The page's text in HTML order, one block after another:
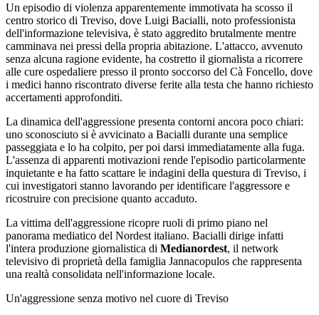
Un episodio di violenza apparentemente immotivata ha scosso il
centro storico di Treviso, dove Luigi Bacialli, noto professionista
dell'informazione televisiva, è stato aggredito brutalmente mentre
camminava nei pressi della propria abitazione. L'attacco, avvenuto
senza alcuna ragione evidente, ha costretto il giornalista a ricorrere
alle cure ospedaliere presso il pronto soccorso del Cà Foncello, dove
i medici hanno riscontrato diverse ferite alla testa che hanno richiesto
accertamenti approfonditi.
La dinamica dell'aggressione presenta contorni ancora poco chiari:
uno sconosciuto si è avvicinato a Bacialli durante una semplice
passeggiata e lo ha colpito, per poi darsi immediatamente alla fuga.
L'assenza di apparenti motivazioni rende l'episodio particolarmente
inquietante e ha fatto scattare le indagini della questura di Treviso, i
cui investigatori stanno lavorando per identificare l'aggressore e
ricostruire con precisione quanto accaduto.
La vittima dell'aggressione ricopre ruoli di primo piano nel
panorama mediatico del Nordest italiano. Bacialli dirige infatti
l'intera produzione giornalistica di Medianordest, il network
televisivo di proprietà della famiglia Jannacopulos che rappresenta
una realtà consolidata nell'informazione locale.
Un'aggressione senza motivo nel cuore di Treviso